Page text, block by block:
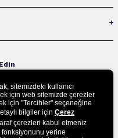
İNDİRİN
sitemizdeki kullanıcı
için web sitemizde çerezler
için "Tercihler" seçeneğine
bilgiler için Çerez
çerezleri kabul etmeniz
yerine